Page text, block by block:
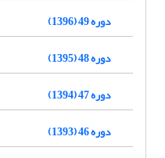
دوره 49 (1396)
دوره 48 (1395)
دوره 47 (1394)
دوره 46 (1393)